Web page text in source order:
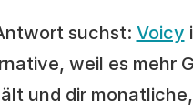
suchst: Voicy
weil es mehr
und dir